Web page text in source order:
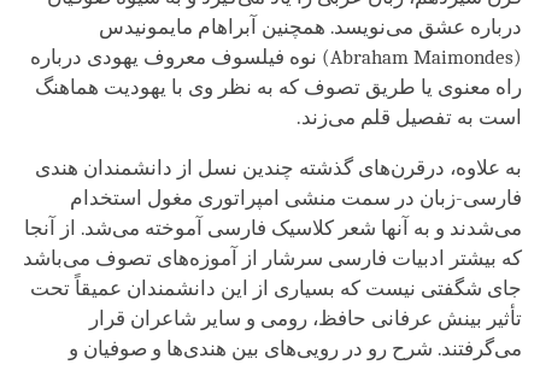
درباره عشق می‌نویسد. همچنین آبراهام مایمونیدس
(
Abraham Maimondes) نوه فیلسوف معروف یهودی درباره
راه معنوی یا طریق تصوف که به نظر وی با یهودیت هماهنگ
است به تفصیل قلم می‌زند.
به علاوه، درقرن‌های گذشته چندین نسل‌ از دانشمندان هندی
فارسی-زبان در سمت منشی امپراتوری مغول استخدام
می‌شدند و به آنها شعر کلاسیک فارسی آموخته می‌شد. از آنجا
که بیشتر ادبیات فارسی سرشار از آموزه‌های تصوف می‌باشد
جای شگفتی نیست که بسیاری از این دانشمندان عمیقاً تحت
تأثیر بینش عرفانی حافظ، رومی و سایر شاعران قرار
می‌گرفتند. شرح رو در رویی‌های بین هندی‌ها و صوفیان و